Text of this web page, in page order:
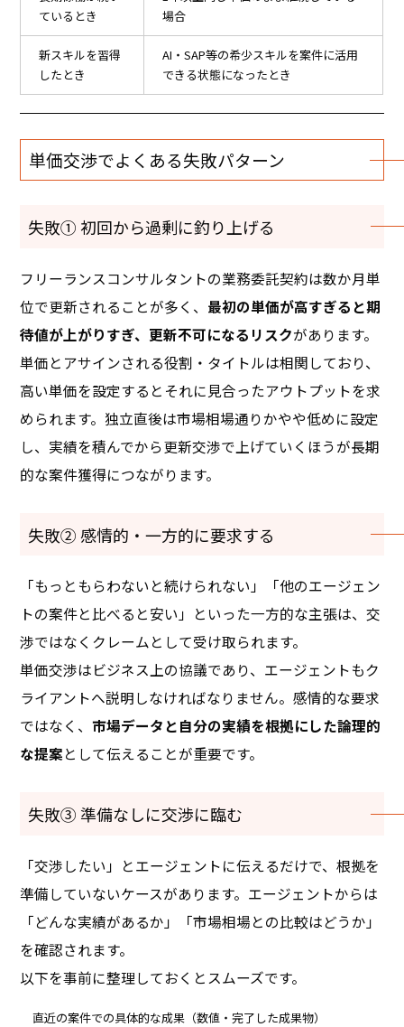
ているとき
場合
新スキルを習得
したとき
AI・SAP等の希少スキルを案件に活用
できる状態になったとき
単価交渉でよくある失敗パターン
失敗① 初回から過剰に釣り上げる
フリーランスコンサルタントの業務委託契約は数か月単
位で更新されることが多く、 最初の単価が高すぎると期
待値が上がりすぎ、更新不可になるリスクがあります。
単価とアサインされる役割・タイトルは相関しており、
高い単価を設定するとそれに見合ったアウトプットを求
められます。独立直後は市場相場通りかやや低めに設定
し、実績を積んでから更新交渉で上げていくほうが長期
的な案件獲得につながります。
失敗② 感情的・一方的に要求する
「もっともらわないと続けられない」「他のエージェン
トの案件と比べると安い」といった一方的な主張は、交
渉ではなくクレームとして受け取られます。
単価交渉はビジネス上の協議であり、エージェントもク
ライアントへ説明しなければなりません。感情的な要求
ではなく、市場データと自分の実績を根拠にした論理的
な提案として伝えることが重要です。
失敗③ 準備なしに交渉に臨む
「交渉したい」とエージェントに伝えるだけで、根拠を
準備していないケースがあります。エージェントからは
「どんな実績があるか」「市場相場との比較はどうか」
を確認されます。
以下を事前に整理しておくとスムーズです。
直近の案件での具体的な成果（数値・完了した成果物）